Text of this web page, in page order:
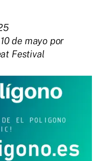
de mayo por
Festival